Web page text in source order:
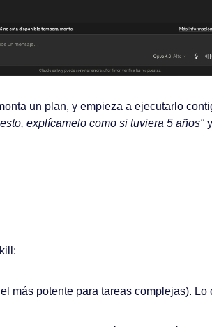
un plan, y empieza a ejecutarlo
explícamelo como si tuviera 5 años" y
más potente para tareas complejas). Lo